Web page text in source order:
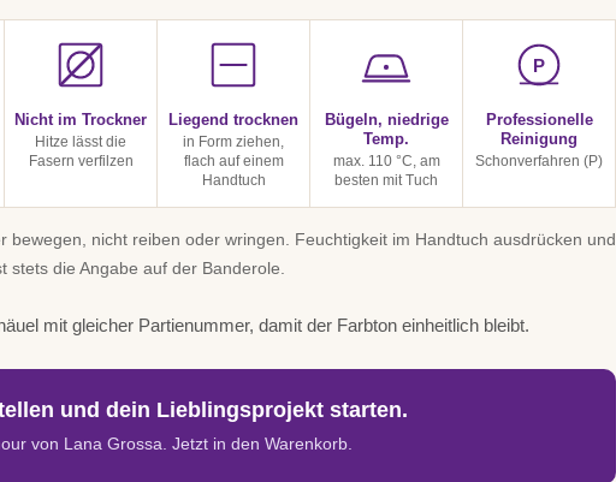
Nicht im Trockner
Hitze lässt die
Fasern verfilzen
Liegend trocknen
in Form ziehen,
flach auf einem
Handtuch
Bügeln, niedrige
Temp.
max. 110 °C, am
besten mit Tuch
P
Professionelle
Reinigung
Schonverfahren (P)
bewegen, nicht reiben oder wringen. Feuchtigkeit im Handtuch ausdrücken und
die Angabe auf der Banderole.
mit gleicher Partienummer, damit der Farbton einheitlich bleibt.
und dein Lieblingsprojekt starten.
von Lana Grossa. Jetzt in den Warenkorb.